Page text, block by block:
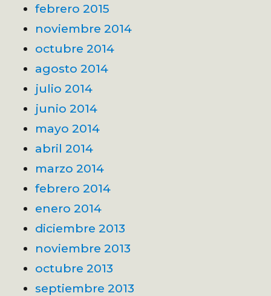
febrero 2015
noviembre 2014
octubre 2014
agosto 2014
julio 2014
junio 2014
mayo 2014
abril 2014
marzo 2014
febrero 2014
enero 2014
diciembre 2013
noviembre 2013
octubre 2013
septiembre 2013